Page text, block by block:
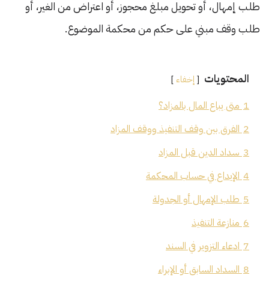
طلب إمهال، أو تحويل مبلغ محجوز، أو اعتراض من الغير، أو
طلب وقف مبني على حكم من محكمة الموضوع.
المحتويات إخفاء
1 متى يباع المال بالمزاد؟
2 الفرق بين وقف التنفيذ ووقف المزاد
3 سداد الدين قبل المزاد
4 الإيداع في حساب المحكمة
5 طلب الإمهال أو الجدولة
6 منازعة التنفيذ
7 ادعاء التزوير في السند
8 السداد السابق أو الإبراء